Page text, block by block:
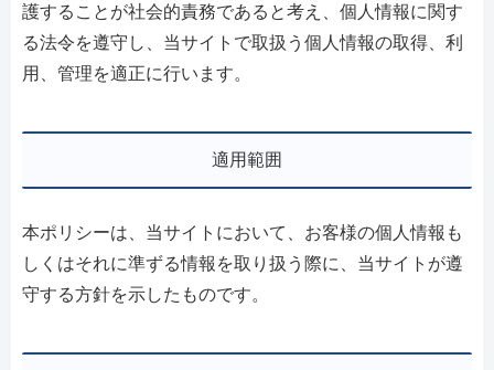
護することが社会的責務であると考え、個人情報に関す
る法令を遵守し、当サイトで取扱う個人情報の取得、利
用、管理を適正に行います。
適用範囲
本ポリシーは、当サイトにおいて、お客様の個人情報も
しくはそれに準ずる情報を取り扱う際に、当サイトが遵
守する方針を示したものです。